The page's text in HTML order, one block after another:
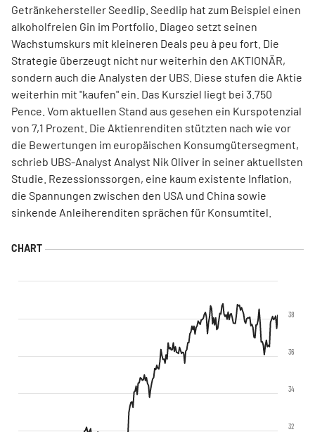
Getränkehersteller Seedlip. Seedlip hat zum Beispiel einen
alkoholfreien Gin im Portfolio. Diageo setzt seinen
Wachstumskurs mit kleineren Deals peu à peu fort. Die
Strategie überzeugt nicht nur weiterhin den AKTIONÄR,
sondern auch die Analysten der UBS. Diese stufen die Aktie
weiterhin mit "kaufen" ein. Das Kursziel liegt bei 3.750
Pence. Vom aktuellen Stand aus gesehen ein Kurspotenzial
von 7,1 Prozent. Die Aktienrenditen stützten nach wie vor
die Bewertungen im europäischen Konsumgütersegment,
schrieb UBS-Analyst Analyst Nik Oliver in seiner aktuellsten
Studie. Rezessionssorgen, eine kaum existente Inflation,
die Spannungen zwischen den USA und China sowie
sinkende Anleiherenditen sprächen für Konsumtitel.
32
34
36
38